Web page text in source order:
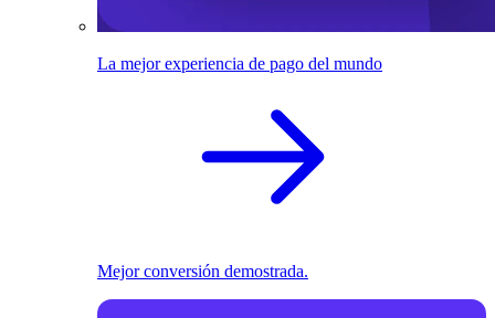
La mejor experiencia de pago del mundo
Mejor conversión demostrada.